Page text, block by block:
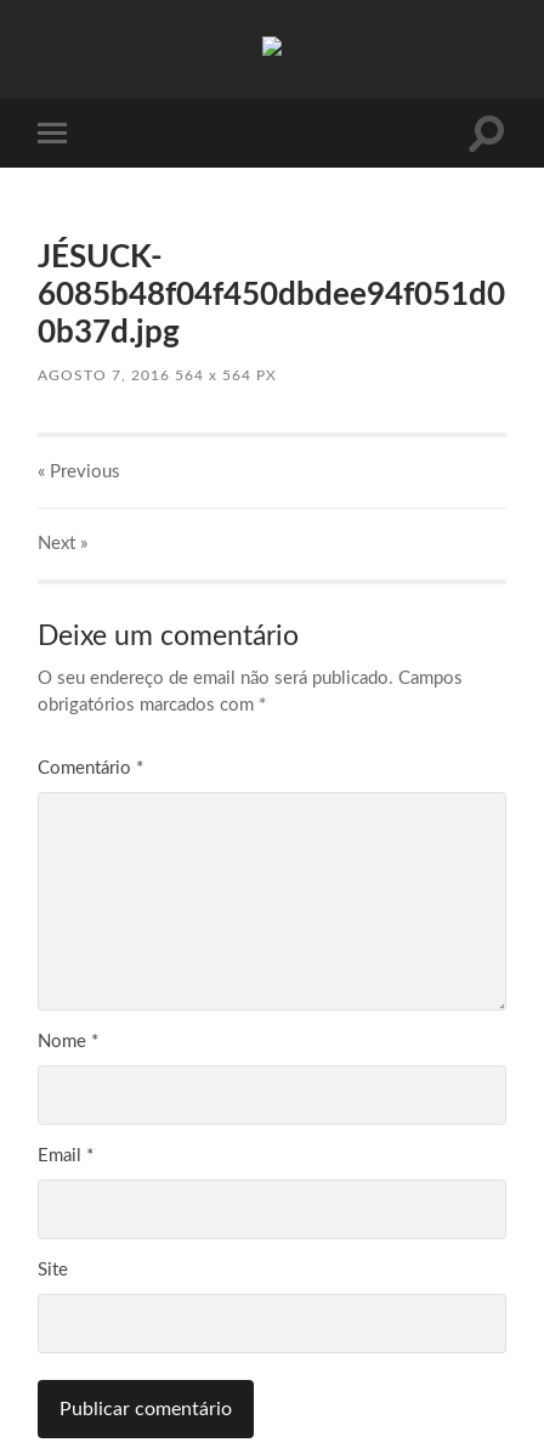
mobile
Toggle
JÉSUCK-
6085b48f04f450dbdee94f051d0
0b37d.jpg
AGOSTO 7, 2016 564x 564 PX
« Previous
Next »
Deixe um comentário
O seu endereço de email não será publicado. Campos
obrigatórios marcados com *
Comentário *
Nome *
Email *
Site